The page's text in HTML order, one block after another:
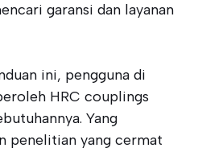
garansi dan layanan
ini, pengguna di
HRC couplings
Yang
penelitian yang cermat